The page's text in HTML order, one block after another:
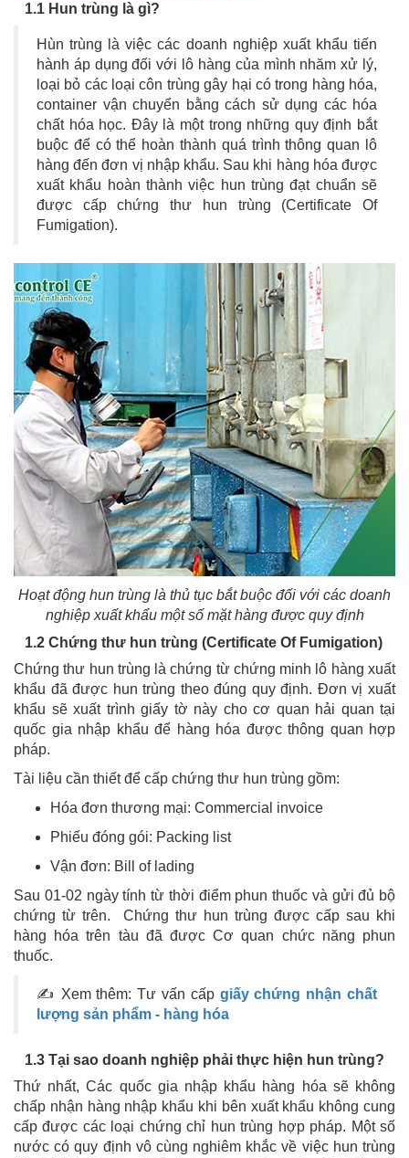
1.1 Hun trùng là gì?
Hùn trùng là việc các doanh nghiệp xuất khẩu tiến
hành áp dụng đối với lô hàng của mình nhăm xử lý,
loại bỏ các loại côn trùng gây hại có trong hàng hóa,
container vận chuyển bằng cách sử dụng các hóa
chất hóa học. Đây là một trong những quy định bắt
buộc để có thể hoàn thành quá trình thông quan lô
hàng đến đơn vị nhập khẩu. Sau khi hàng hóa được
xuất khẩu hoàn thành việc hun trùng đạt chuẩn sẽ
được cấp chứng thư hun trùng (Certificate Of
Fumigation).
Hoạt động hun trùng là thủ tục bắt buộc đối với các doanh
nghiệp xuất khẩu một số mặt hàng được quy định
1.2 Chứng thư hun trùng (Certificate Of Fumigation)
Chứng thư hun trùng là chứng từ chứng minh lô hàng xuất
khẩu đã được hun trùng theo đúng quy định. Đơn vị xuất
khẩu sẽ xuất trình giấy tờ này cho cơ quan hải quan tại
quốc gia nhập khẩu để hàng hóa được thông quan hợp
pháp.
Tài liệu cần thiết để cấp chứng thư hun trùng gồm:
Hóa đơn thương mại: Commercial invoice
Phiếu đóng gói: Packing list
Vận đơn: Bill of lading
Sau 01-02 ngày tính từ thời điểm phun thuốc và gửi đủ bộ
chứng từ trên. Chứng thư hun trùng được cấp sau khi
hàng hóa trên tàu đã được Cơ quan chức năng phun
thuốc.
✍ Xem thêm: Tư vấn cấpgiấy chứng nhận chất
lượng sản phẩm - hàng hóa
1.3 Tại sao doanh nghiệp phải thực hiện hun trùng?
Thứ nhất, Các quốc gia nhập khẩu hàng hóa sẽ không
chấp nhận hàng nhập khẩu khi bên xuất khẩu không cung
cấp được các loại chứng chỉ hun trùng hợp pháp. Một số
nước có quy định vô cùng nghiêm khắc về việc hun trùng